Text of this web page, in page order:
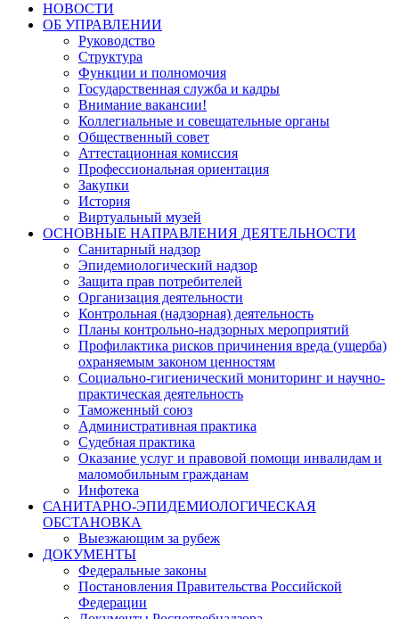
НОВОСТИ
ОБ УПРАВЛЕНИИ
Руководство
Структура
Функции и полномочия
Государственная служба и кадры
Внимание вакансии!
Коллегиальные и совещательные органы
Общественный совет
Аттестационная комиссия
Профессиональная ориентация
Закупки
История
Виртуальный музей
ОСНОВНЫЕ НАПРАВЛЕНИЯ ДЕЯТЕЛЬНОСТИ
Санитарный надзор
Эпидемиологический надзор
Защита прав потребителей
Организация деятельности
Контрольная (надзорная) деятельность
Планы контрольно-надзорных мероприятий
Профилактика рисков причинения вреда (ущерба)
охраняемым законом ценностям
Социально-гигиенический мониторинг и научно-
практическая деятельность
Таможенный союз
Административная практика
Судебная практика
Оказание услуг и правовой помощи инвалидам и
маломобильным гражданам
Инфотека
САНИТАРНО-ЭПИДЕМИОЛОГИЧЕСКАЯ
ОБСТАНОВКА
Выезжающим за рубеж
ДОКУМЕНТЫ
Федеральные законы
Постановления Правительства Российской
Федерации